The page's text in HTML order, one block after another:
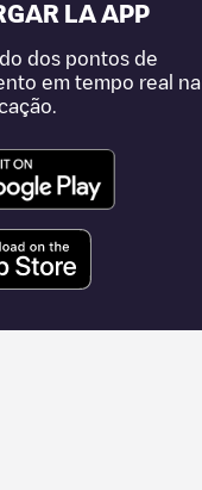
LA APP
dos pontos de
em tempo real na